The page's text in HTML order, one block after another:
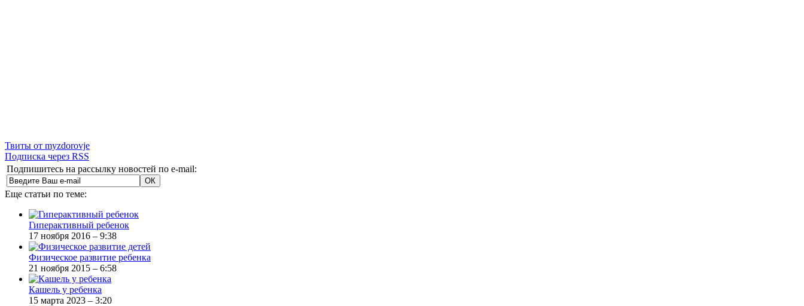
Твиты от myzdorovje
Подписка через RSS
Подпишитесь на рассылку новостей по e-mail:
Еще статьи по теме:
Гиперактивный ребенок
17 ноября 2016 – 9:38
Физическое развитие ребенка
21 ноября 2015 – 6:58
Кашель у ребенка
15 марта 2023 – 3:20